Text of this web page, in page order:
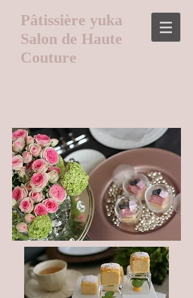
Pâtissière yuka
Salon de Haute
Couture